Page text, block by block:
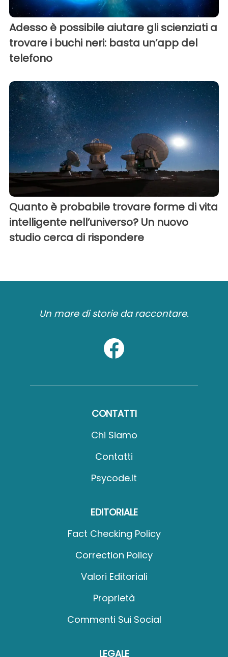
Adesso è possibile aiutare gli scienziati a
trovare i buchi neri: basta un’app del
telefono
Quanto è probabile trovare forme di vita
intelligente nell’universo? Un nuovo
studio cerca di rispondere
Un mare di storie da raccontare.
CONTATTI
Chi Siamo
Contatti
Psycode.it
EDITORIALE
Fact Checking Policy
Correction Policy
Valori Editoriali
Proprietà
Commenti Sui Social
LEGALE